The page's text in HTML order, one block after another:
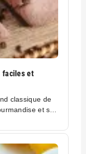
faciles et
classique de
et sa
il se